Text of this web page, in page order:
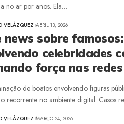
no ar por anos. Ela…
VELÁZQUEZ ABRIL 13, 2026
news sobre
celebridades
força nas redes
de boatos envolvendo figuras
recorrente no ambiente digital. Casos
VELÁZQUEZ MARÇO 24, 2026